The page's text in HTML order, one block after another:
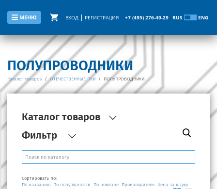
МЕНЮ ВХОД РЕГИСТРАЦИЯ +7 (495) 276-49-29 RUS ENG
ПОЛУПРОВОДНИКИ
Каталог товаров / ОТЕЧЕСТВЕННЫЕ ПКИ / ПОЛУПРОВОДНИКИ
Каталог товаров
Фильтр
Производитель
Сортировать по:
По названию По популярности По новизне Производитель Цена за штуку